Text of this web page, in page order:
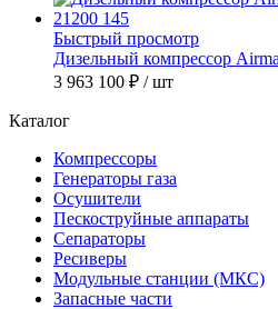
Быстрый просмотр
Дизельный компрессор
3 963 100 ₽ / шт
Каталог
Компрессоры
Генераторы газа
Осушители
Пескоструйные аппараты
Сепараторы
Ресиверы
Модульные станции (МКС)
Запасные части